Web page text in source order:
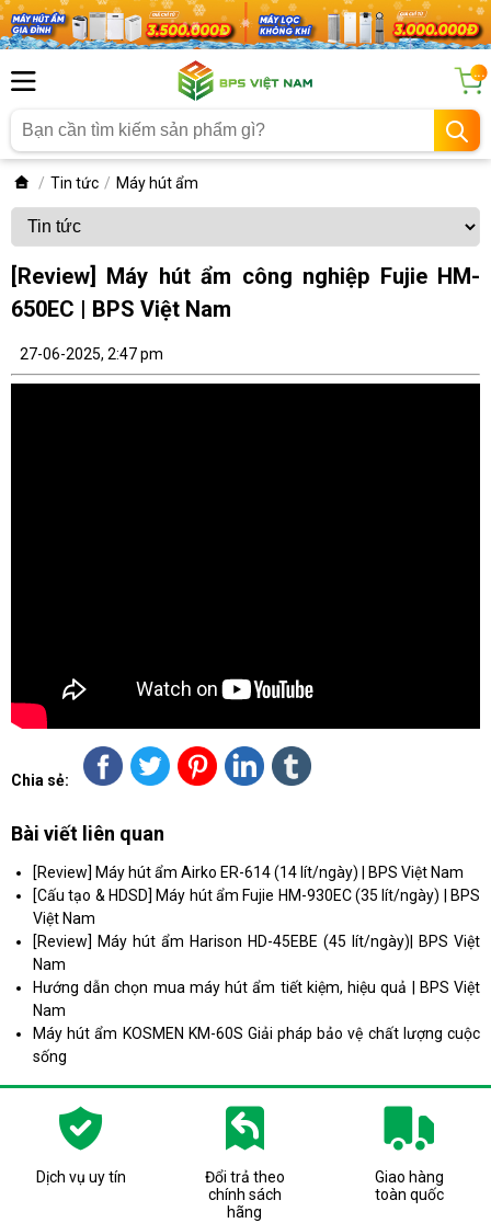
...
Tin tức Máy hút ẩm
[Review] Máy hút ẩm công nghiệp Fujie HM-
650EC | BPS Việt Nam
27-06-2025, 2:47 pm
Chia sẻ:
Bài viết liên quan
[Review] Máy hút ẩm Airko ER-614 (14 lít/ngày) | BPS Việt Nam
[Cấu tạo & HDSD] Máy hút ẩm Fujie HM-930EC (35 lít/ngày) | BPS
Việt Nam
[Review] Máy hút ẩm Harison HD-45EBE (45 lít/ngày)| BPS Việt
Nam
Hướng dẫn chọn mua máy hút ẩm tiết kiệm, hiệu quả | BPS Việt
Nam
Máy hút ẩm KOSMEN KM-60S Giải pháp bảo vệ chất lượng cuộc
sống
Dịch vụ uy tín
Đổi trả theo
chính sách
hãng
Giao hàng
toàn quốc